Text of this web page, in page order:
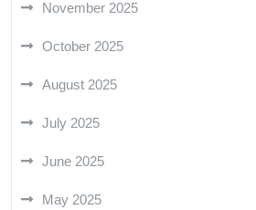
November 2025
October 2025
August 2025
July 2025
June 2025
May 2025